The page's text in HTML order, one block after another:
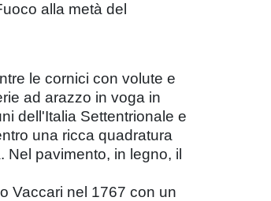
alla metà del
le cornici con volute e
ad arazzo in voga in
dell'Italia Settentrionale e
una ricca quadratura
pavimento, in legno, il
Vaccari nel 1767 con un